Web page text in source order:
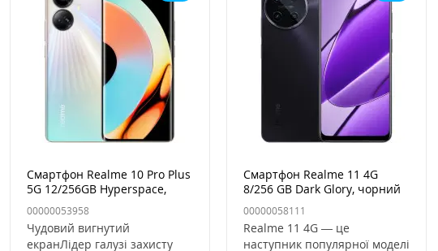
Смартфон Realme 10 Pro Plus
5G 12/256GB Hyperspace,
Білий
00000053958
Чудовий вигнутий
екранЛідер галузі захисту
Смартфон Realme 11 4G
8/256 GB Dark Glory, чорний
00000058111
Realme 11 4G — це
наступник популярної моделі